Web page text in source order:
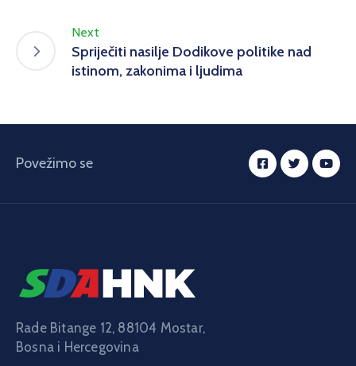
Next
Spriječiti nasilje Dodikove politike nad
istinom, zakonima i ljudima
Povežimo se
Rade Bitange 12, 88104 Mostar,
Bosna i Hercegovina